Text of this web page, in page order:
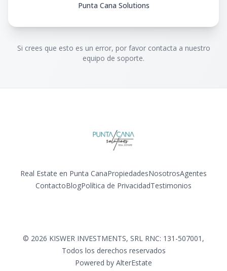
Punta Cana Solutions
Si crees que esto es un error, por favor contacta a nuestro
equipo de soporte.
Real Estate en Punta CanaPropiedadesNosotrosAgentes
ContactoBlogPolítica de PrivacidadTestimonios
© 2026 KISWER INVESTMENTS, SRL RNC: 131-507001 ,
Todos los derechos reservados
Powered by AlterEstate